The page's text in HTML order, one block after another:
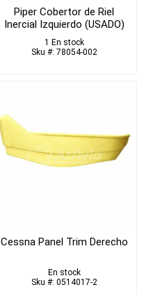
Piper Cobertor de Riel
Inercial Izquierdo (USADO)
1 En stock
Sku #: 78054-002
Cessna Panel Trim Derecho
En stock
Sku #: 0514017-2